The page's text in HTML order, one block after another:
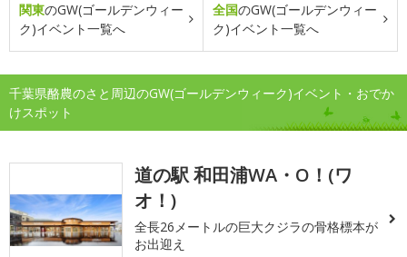
関東のGW(ゴールデンウィー
ク)イベント一覧へ
全国のGW(ゴールデンウィー
ク)イベント一覧へ
千葉県酪農のさと周辺のGW(ゴールデンウィーク)イベント・おでか
けスポット
道の駅 和田浦WA・O！(ワ
オ！)
全長26メートルの巨大クジラの骨格標本が
お出迎え